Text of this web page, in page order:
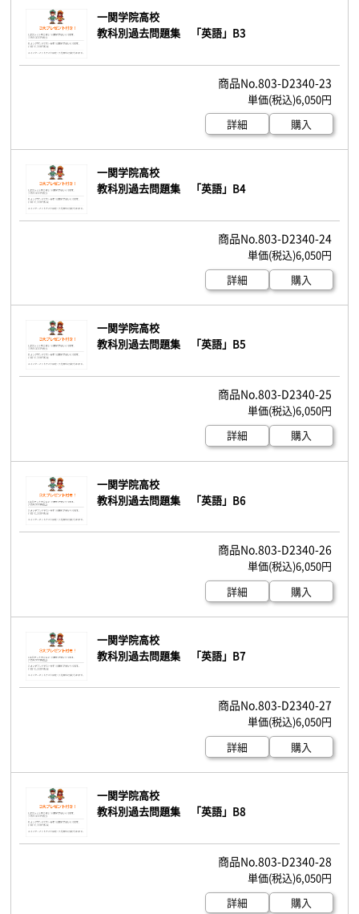
一関学院高校
教科別過去問題集 「英語」B3
803-D2340-23
6,050円
詳細
購入
一関学院高校
教科別過去問題集 「英語」B4
803-D2340-24
6,050円
詳細
購入
一関学院高校
教科別過去問題集 「英語」B5
803-D2340-25
6,050円
詳細
購入
一関学院高校
教科別過去問題集 「英語」B6
803-D2340-26
6,050円
詳細
購入
一関学院高校
教科別過去問題集 「英語」B7
803-D2340-27
6,050円
詳細
購入
一関学院高校
教科別過去問題集 「英語」B8
803-D2340-28
6,050円
詳細
購入